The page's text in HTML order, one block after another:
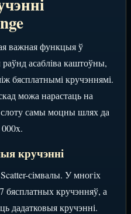
важная функцыя ў
асабліва каштоўны,
бясплатнымі кручэннямі.
можа нарастаць на
самы моцны шлях да
кручэнні
сімвалы. У многіх
бясплатных кручэнняў, а
дадатковыя кручэнні.